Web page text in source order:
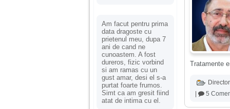
Am facut pentru prima
data dragoste cu
prietenul meu, dupa 7
ani de cand ne
cunoastem. A fost
dureros, fizic vorbind
si am ramas cu un
gust amar, desi el s-a
purtat foarte frumos.
Simt ca am gresit fiind
atat de intima cu el.
Tratamente
5